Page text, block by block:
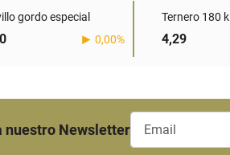
gordo especial
0,00%
Ternero 180 k
4,29
nuestro Newsletter